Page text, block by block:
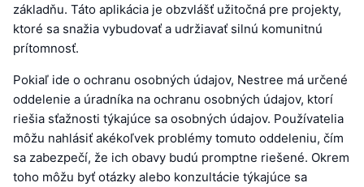
základňu. Táto aplikácia je obzvlášť užitočná pre projekty,
ktoré sa snažia vybudovať a udržiavať silnú komunitnú
prítomnosť.
Pokiaľ ide o ochranu osobných údajov, Nestree má určené
oddelenie a úradníka na ochranu osobných údajov, ktorí
riešia sťažnosti týkajúce sa osobných údajov. Používatelia
môžu nahlásiť akékoľvek problémy tomuto oddeleniu, čím
sa zabezpečí, že ich obavy budú promptne riešené. Okrem
toho môžu byť otázky alebo konzultácie týkajúce sa